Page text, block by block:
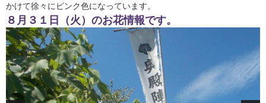
かけて徐々にピンク色になっています。
８月３１日（火）のお花情報です。